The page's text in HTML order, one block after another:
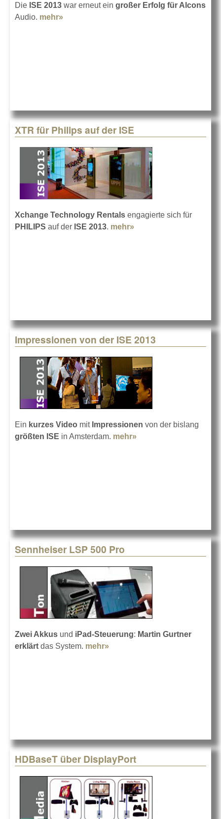
Die ISE 2013 war erneut ein großer Erfolg für Alcons
Audio. mehr»
XTR für Philips auf der ISE
Xchange Technology Rentals engagierte sich für
PHILIPS auf der ISE 2013. mehr»
Impressionen von der ISE 2013
Ein kurzes Video mit Impressionen von der bislang
größten ISE in Amsterdam. mehr»
Sennheiser LSP 500 Pro
Zwei Akkus und iPad-Steuerung: Martin Gurtner
erklärt das System. mehr»
HDBaseT über DisplayPort